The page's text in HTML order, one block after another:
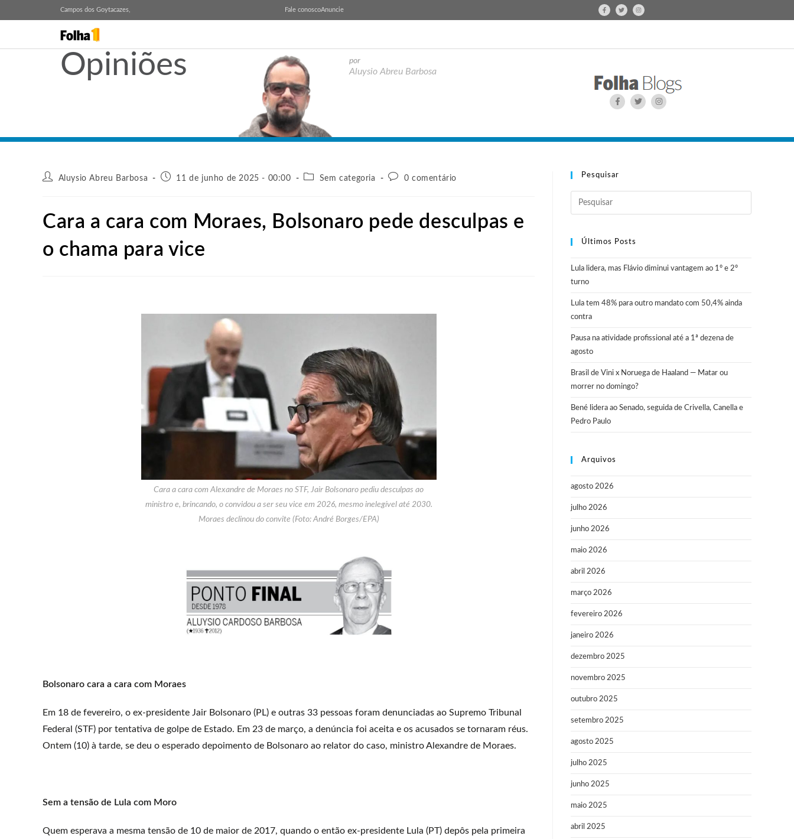
Campos dos Goytacazes, Fale conoscoAnuncie
Opiniões por
Aluysio Abreu Barbosa
Aluysio Abreu Barbosa 11 de junho de 2025 - 00:00 Sem categoria 0 comentário
Cara a cara com Moraes, Bolsonaro pede desculpas e
o chama para vice
Cara a cara com Alexandre de Moraes no STF, Jair Bolsonaro pediu desculpas ao
ministro e, brincando, o convidou a ser seu vice em 2026, mesmo inelegível até 2030.
Moraes declinou do convite (Foto: André Borges/EPA)
Bolsonaro cara a cara com Moraes
Em 18 de fevereiro, o ex-presidente Jair Bolsonaro (PL) e outras 33 pessoas foram denunciadas ao Supremo Tribunal
Federal (STF) por tentativa de golpe de Estado. Em 23 de março, a denúncia foi aceita e os acusados se tornaram réus.
Ontem (10) à tarde, se deu o esperado depoimento de Bolsonaro ao relator do caso, ministro Alexandre de Moraes.
Sem a tensão de Lula com Moro
Quem esperava a mesma tensão de 10 de maior de 2017, quando o então ex-presidente Lula (PT) depôs pela primeira
Pesquisar
Últimos Posts
Lula lidera, mas Flávio diminui vantagem ao 1º e 2º
turno
Lula tem 48% para outro mandato com 50,4% ainda
contra
Pausa na atividade profissional até a 1ª dezena de
agosto
Brasil de Vini x Noruega de Haaland — Matar ou
morrer no domingo?
Bené lidera ao Senado, seguida de Crivella, Canella e
Pedro Paulo
Arquivos
agosto 2026
julho 2026
junho 2026
maio 2026
abril 2026
março 2026
fevereiro 2026
janeiro 2026
dezembro 2025
novembro 2025
outubro 2025
setembro 2025
agosto 2025
julho 2025
junho 2025
maio 2025
abril 2025